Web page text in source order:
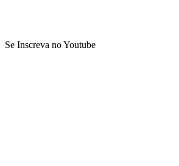
Se Inscreva no Youtube